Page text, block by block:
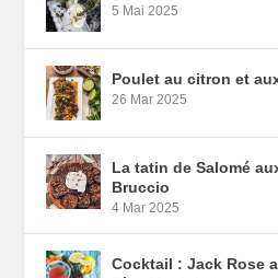
5 Mai 2025
Poulet au citron et
26 Mar 2025
La tatin de Salomé
Bruccio
4 Mar 2025
Cocktail : Jack Rose